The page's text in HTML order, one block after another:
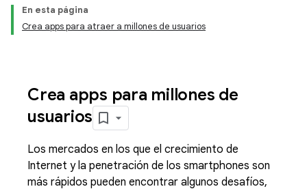
En esta página
Crea apps para atraer a millones de usuarios
Crea apps para millones de
usuarios
Los mercados en los que el crecimiento de
Internet y la penetración de los smartphones son
más rápidos pueden encontrar algunos desafíos,